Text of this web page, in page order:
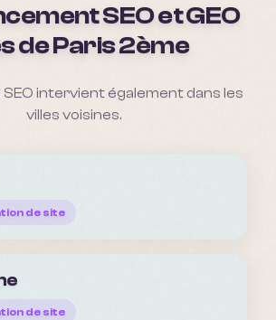
SEO et GEO
deParis 2ème
intervient également dans les
villes voisines.
de site
de site